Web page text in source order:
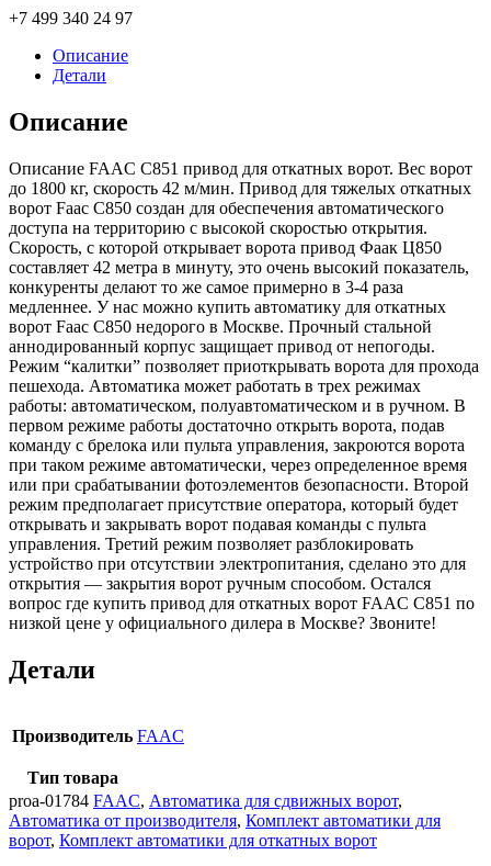
+7 499 340 24 97
Описание
Детали
Описание
Описание FAAC C851 привод для откатных ворот. Вес ворот
до 1800 кг, скорость 42 м/мин. Привод для тяжелых откатных
ворот Faac C850 создан для обеспечения автоматического
доступа на территорию с высокой скоростью открытия.
Скорость, с которой открывает ворота привод Фаак Ц850
составляет 42 метра в минуту, это очень высокий показатель,
конкуренты делают то же самое примерно в 3-4 раза
медленнее. У нас можно купить автоматику для откатных
ворот Faac C850 недорого в Москве. Прочный стальной
аннодированный корпус защищает привод от непогоды.
Режим “калитки” позволяет приоткрывать ворота для прохода
пешехода. Автоматика может работать в трех режимах
работы: автоматическом, полуавтоматическом и в ручном. В
первом режиме работы достаточно открыть ворота, подав
команду с брелока или пульта управления, закроются ворота
при таком режиме автоматически, через определенное время
или при срабатывании фотоэлементов безопасности. Второй
режим предполагает присутствие оператора, который будет
открывать и закрывать ворот подавая команды с пульта
управления. Третий режим позволяет разблокировать
устройство при отсутствии электропитания, сделано это для
открытия — закрытия ворот ручным способом. Остался
вопрос где купить привод для откатных ворот FAAC C851 по
низкой цене у официального дилера в Москве? Звоните!
Детали
Производитель FAAC
Тип товара
proa-01784 FAAC, Автоматика для сдвижных ворот,
Автоматика от производителя, Комплект автоматики для
ворот, Комплект автоматики для откатных ворот